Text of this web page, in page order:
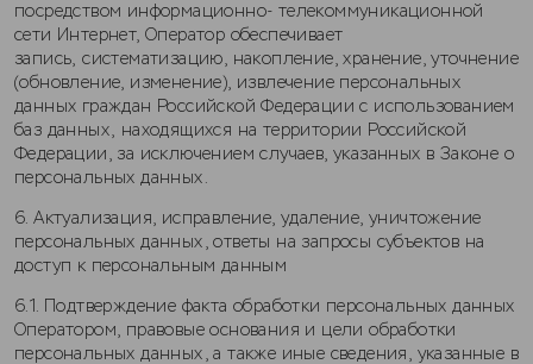
посредством информационно- телекоммуникационной
сети Интернет, Оператор обеспечивает
запись, систематизацию, накопление, хранение, уточнение
(обновление, изменение), извлечение персональных
данных граждан Российской Федерации с использованием
баз данных, находящихся на территории Российской
Федерации, за исключением случаев, указанных в Законе о
персональных данных.
6. Актуализация, исправление, удаление, уничтожение
персональных данных, ответы на запросы субъектов на
доступ к персональным данным
6.1. Подтверждение факта обработки персональных данных
Оператором, правовые основания и цели обработки
персональных данных, а также иные сведения, указанные в